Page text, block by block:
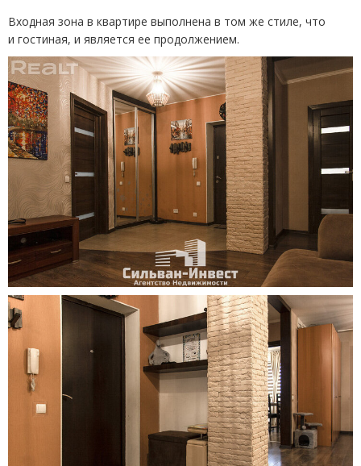
Входная зона в квартире выполнена в том же стиле, что
и гостиная, и является ее продолжением.